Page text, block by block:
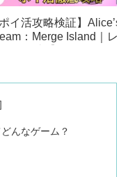
ポイ活攻略検証】Alice’s
：Merge Island｜レ
んなゲーム？